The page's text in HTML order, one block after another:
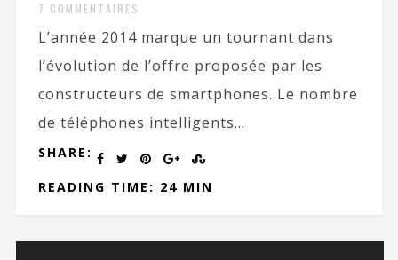
7 COMMENTAIRES
L’année 2014 marque un tournant dans
l’évolution de l’offre proposée par les
constructeurs de smartphones. Le nombre
de téléphones intelligents...
SHARE:
READING TIME: 24 MIN